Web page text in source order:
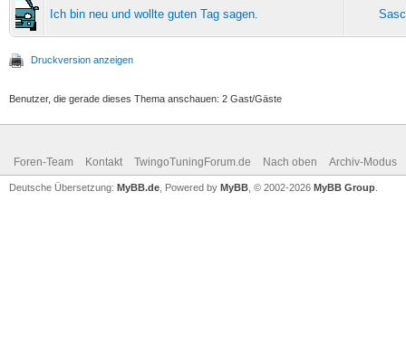
Ich bin neu und wollte guten Tag sagen.
Druckversion anzeigen
Benutzer, die gerade dieses Thema anschauen: 2 Gast/Gäste
Foren-Team Kontakt TwingoTuningForum.de Nach oben Archiv-Modus
Deutsche Übersetzung: MyBB.de , Powered by MyBB , © 2002-2026 MyBB Group